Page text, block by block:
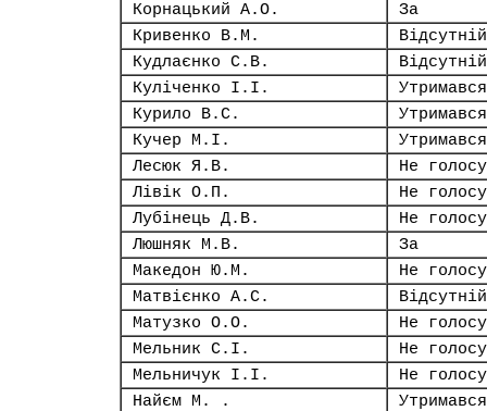
Корнацький А.О.
За
Кривенко В.М.
Відсутній
Кудлаєнко С.В.
Відсутній
Куліченко І.І.
Утримався
Курило В.С.
Утримався
Кучер М.І.
Утримався
Лесюк Я.В.
Не
Лівік О.П.
Не
Лубінець Д.В.
Не
Люшняк М.В.
За
Македон Ю.М.
Не
Матвієнко А.С.
Відсутній
Матузко О.О.
Не
Мельник С.І.
Не
Мельничук І.І.
Не
Найєм М. .
Утримався